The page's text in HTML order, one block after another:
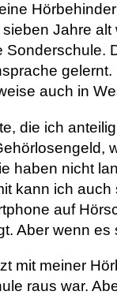
Jahre
Sonderschule.
auch in
die ich
haben nicht
kann ich
auf
Aber wenn
mit meiner
raus war.